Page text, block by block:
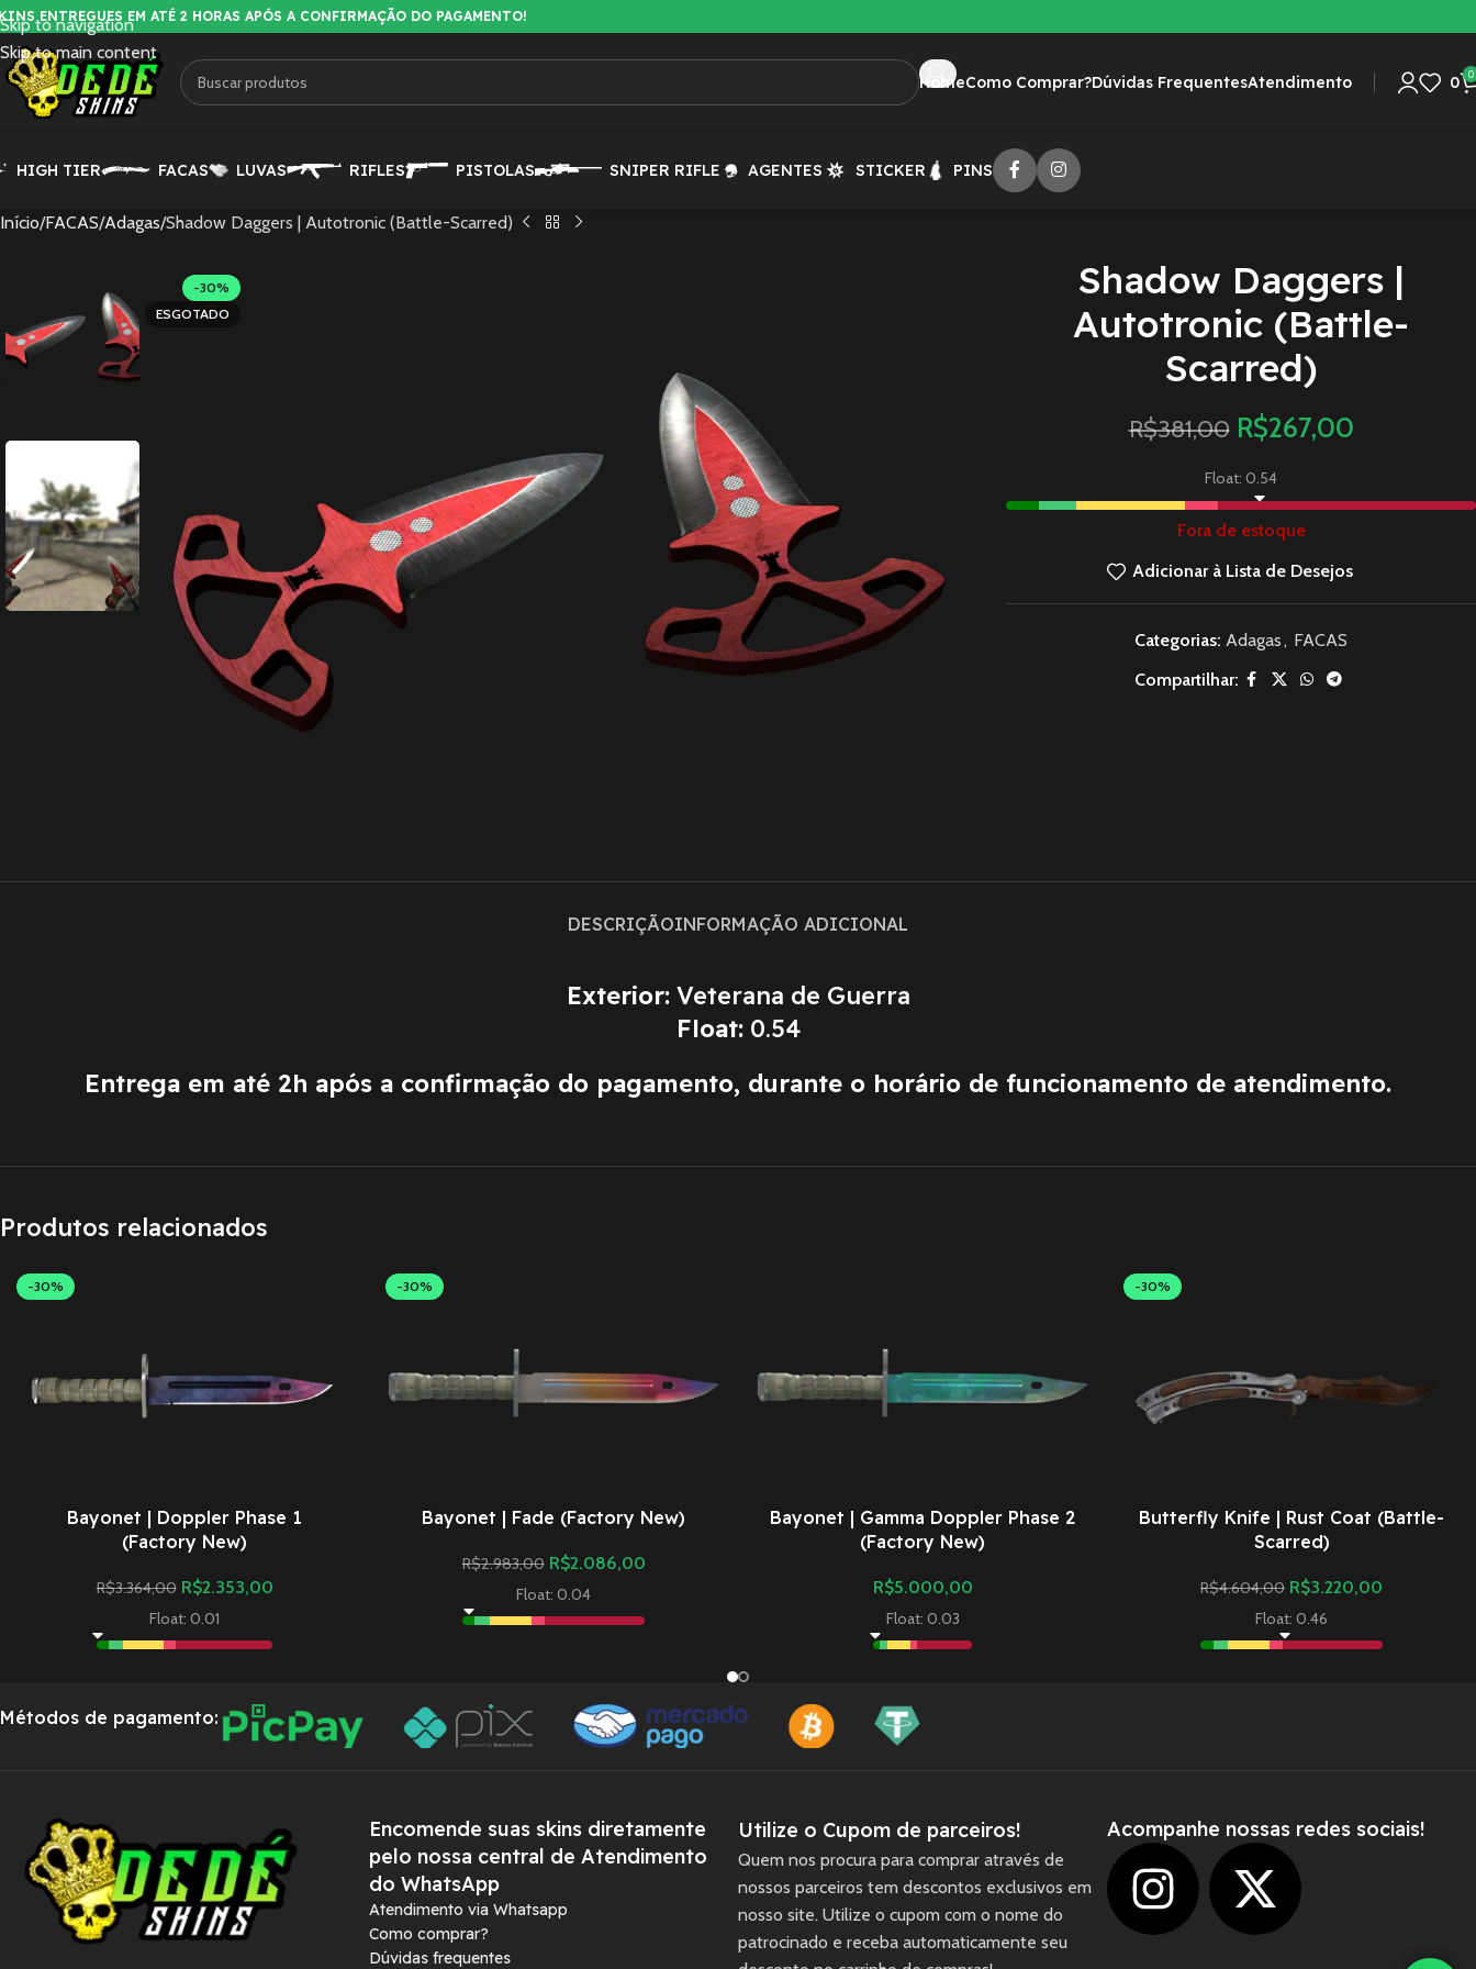
Skip to navigation
Skip to main content
ENTREGUES EM ATÉ 2 HORAS APÓS A CONFIRMAÇÃO DO PAGAMENTO!
HomeComo Comprar?Dúvidas FrequentesAtendimento 0 0
HIGH TIER FACAS LUVAS RIFLES PISTOLAS SNIPER RIFLE AGENTES STICKER PINS
Início FACAS Adagas Shadow Daggers | Autotronic (Battle-Scarred)
-30%
ESGOTADO
Shadow Daggers |
Autotronic (Battle-
Scarred)
R$381,00 R$267,00
Float: 0.54
Fora de estoque
Adicionar à Lista de Desejos
Categorias: Adagas, FACAS
Compartilhar:
DESCRIÇÃOINFORMAÇÃO ADICIONAL
Exterior: Veterana de Guerra
Float: 0.54
Entrega em até 2h após a confirmação do pagamento, durante o horário de funcionamento de atendimento.
Produtos relacionados
-30%
Bayonet | Doppler Phase 1
(Factory New)
R$3.364,00 R$2.353,00
Float: 0.01
-30%
Bayonet | Fade (Factory New)
R$2.983,00 R$2.086,00
Float: 0.04
Bayonet | Gamma Doppler Phase 2
(Factory New)
R$5.000,00
Float: 0.03
-30%
Butterfly Knife | Rust Coat (Battle-
Scarred)
R$4.604,00 R$3.220,00
Float: 0.46
Métodos de pagamento:
Encomende suas skins diretamente
pelo nossa central de Atendimento
do WhatsApp
Atendimento via Whatsapp
Como comprar?
Dúvidas frequentes
Utilize o Cupom de parceiros!
Quem nos procura para comprar através de
nossos parceiros tem descontos exclusivos em
nosso site. Utilize o cupom com o nome do
patrocinado e receba automaticamente seu
Acompanhe nossas redes sociais!